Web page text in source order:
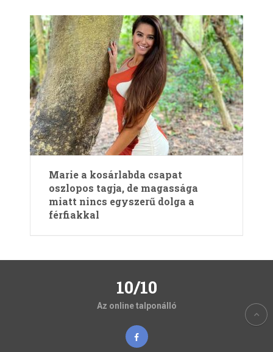
Marie a kosárlabda csapat
oszlopos tagja, de magassága
miatt nincs egyszerű dolga a
férfiakkal
10/10
Az online talponálló